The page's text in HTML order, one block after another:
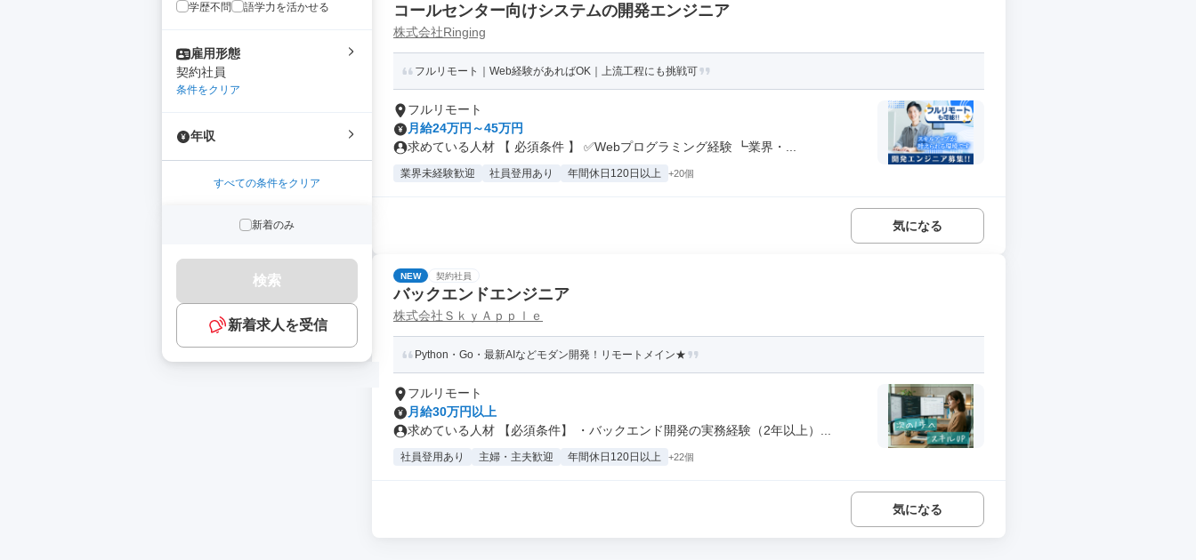
学歴不問
語学力を活かせる
雇用形態
契約社員
条件をクリア
年収
すべての条件をクリア
新着のみ
検索
新着求人を受信
コールセンター向けシステムの開発エンジニア
株式会社Ringing
フルリモート｜Web経験があればOK｜上流工程にも挑戦可
フルリモート
月給24万円～45万円
求めている人材 【 必須条件 】 ✅Webプログラミング経験 ┗業界・...
業界未経験歓迎 社員登用あり 年間休日120日以上 +20個
気になる
NEW 契約社員
バックエンドエンジニア
株式会社ＳｋｙＡｐｐｌｅ
Python・Go・最新AIなどモダン開発！リモートメイン★
フルリモート
月給30万円以上
求めている人材 【必須条件】 ・バックエンド開発の実務経験（2年以上）...
社員登用あり 主婦・主夫歓迎 年間休日120日以上 +22個
気になる